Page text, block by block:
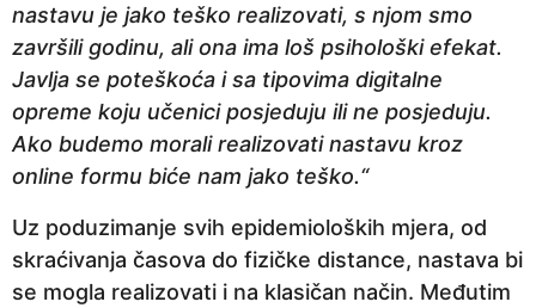
nastavu je jako teško realizovati, s njom smo
završili godinu, ali ona ima loš psihološki efekat.
Javlja se poteškoća i sa tipovima digitalne
opreme koju učenici posjeduju ili ne posjeduju.
Ako budemo morali realizovati nastavu kroz
online formu biće nam jako teško.“
Uz poduzimanje svih epidemioloških mjera, od
skraćivanja časova do fizičke distance, nastava bi
se mogla realizovati i na klasičan način. Međutim